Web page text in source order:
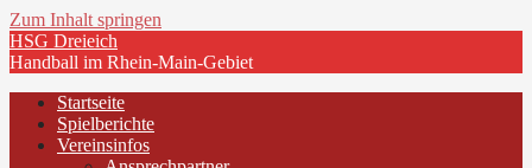
Zum Inhalt springen
HSG Dreieich
Handball im Rhein-Main-Gebiet
Startseite
Spielberichte
Vereinsinfos